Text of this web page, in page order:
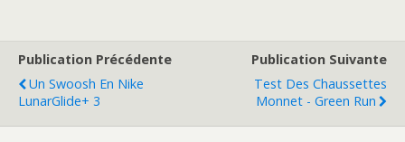
Publication Précédente
Un Swoosh En Nike
LunarGlide+ 3
Publication Suivante
Test Des Chaussettes
Monnet - Green Run